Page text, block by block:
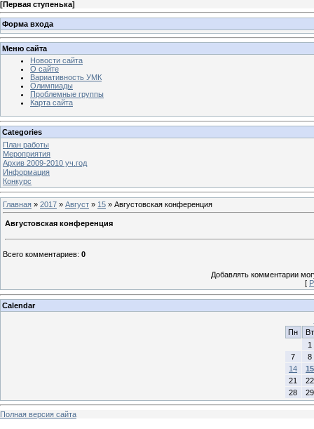
[Первая ступенька]
Форма входа
Меню сайта
Новости сайта
О сайте
Вариативность УМК
Олимпиады
Проблемные группы
Карта сайта
Categories
План работы
Мероприятия
Архив 2009-2010 уч.год
Информация
Конкурс
Главная » 2017 » Август » 15 » Августовская конференция
Августовская конференция
Всего комментариев: 0
Добавлять комментарии
[
Calendar
Пн
Вт
1
7
8
14
15
21
22
28
29
Полная версия сайта